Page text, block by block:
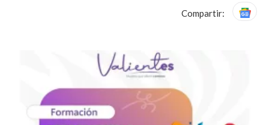
Compartir: